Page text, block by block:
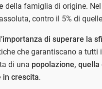
della famiglia di origine.
contro il 5% di
importanza di superare la
che garantiscano a tutti
di una popolazione,
in crescita.